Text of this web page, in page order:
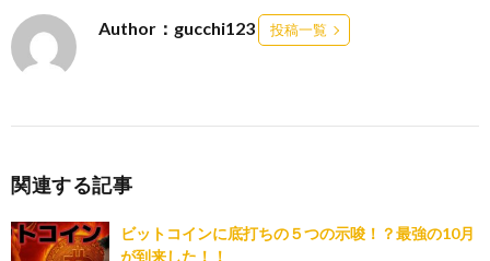
Author：gucchi123 投稿一覧
関連する記事
ビットコインに底打ちの５つの示唆！？最強の10月
が到来した！！